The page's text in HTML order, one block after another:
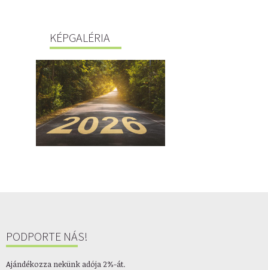
KÉPGALÉRIA
PODPORTE NÁS!
Ajándékozza nekünk adója 2%-át.